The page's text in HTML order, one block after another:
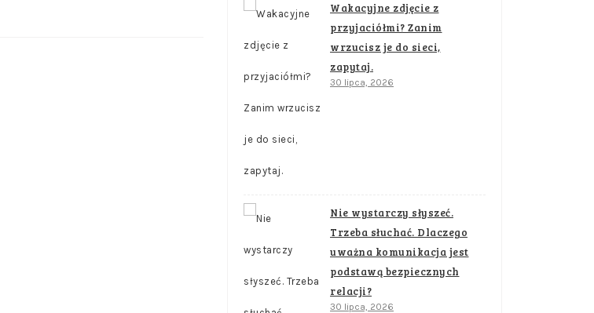
Wakacyjne zdjęcie z
przyjaciółmi? Zanim
wrzucisz je do sieci,
zapytaj.
30 lipca, 2026
Nie wystarczy słyszeć.
Trzeba słuchać. Dlaczego
uważna komunikacja jest
podstawą bezpiecznych
relacji?
30 lipca, 2026